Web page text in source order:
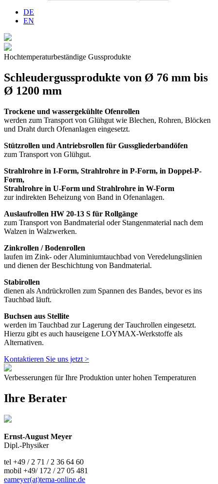
DE
EN
Hochtemperaturbeständige Gussprodukte
Schleudergussprodukte von Ø 76 mm bis
Ø 1200 mm
Trockene und wassergekühlte Ofenrollen
werden zum Transport von Glühgut wie Blechen, Rohren, Blöcken
und Draht durch Ofenanlagen eingesetzt.
Stützrollen und Antriebsrollen für Gussgliederbandöfen
zum Transport von Glühgut.
Strahlrohre in I-Form, Strahlrohre in P-Form, in Doppel-P-
Form,
Strahlrohre in U-Form und Strahlrohre in W-Form
zur indirekten Beheizung von Band in Ofenanlagen.
Auslaufrollen HW 20-13 S für Rollgänge
zum Transport von Bandmaterial oder Stangenmaterial nach dem
Walzen in Walzwerken.
Zinkrollen / Bodenrollen
laufen im Zink- oder Aluminiumtauchbad von Veredelungslinien
und dienen der Beschichtung von Bandmaterial.
Stabirollen
dienen als Andrückrollen zum Spannen des Bandes, bevor es ins
Tauchbad läuft.
Buchsen aus Stellite
werden im Tauchbad zur Lagerung der Tauchrollen eingesetzt.
Hierzu gibt es auch hauseigene LOYMAX-Werkstoffe als
Alternativen.
Kontaktieren Sie uns jetzt >
Verbesserungen für Ihre Produktion unter hohen Temperaturen
Ihre Berater
Ernst-August Meyer
Dipl.-Physiker
tel +49 / 2 71 / 2 36 64 60
mobil +49/ 172 / 27 05 481
eameyer(at)tema-online.de